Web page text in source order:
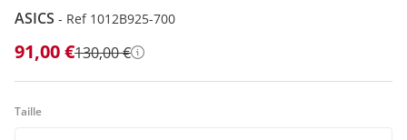
ASICS - Ref 1012B925-700
91,00 €130,00 € Détails
Taille